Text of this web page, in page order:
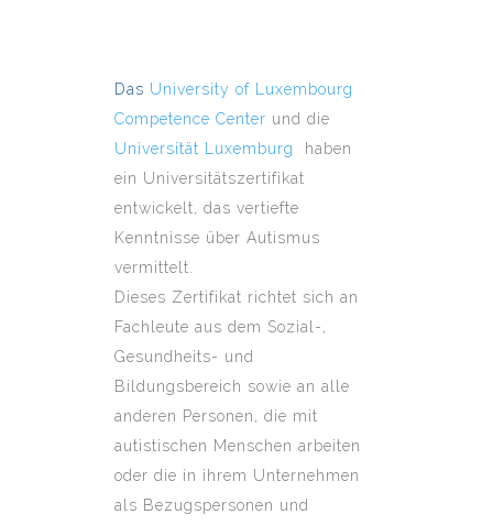
Das University of Luxembourg
Competence Center und die
Universität Luxemburg
haben
ein Universitätszertifikat
entwickelt, das vertiefte
Kenntnisse über Autismus
vermittelt.
Dieses Zertifikat richtet sich an
Fachleute aus dem Sozial-,
Gesundheits- und
Bildungsbereich sowie an alle
anderen Personen, die mit
autistischen Menschen arbeiten
oder die in ihrem Unternehmen
als Bezugspersonen und